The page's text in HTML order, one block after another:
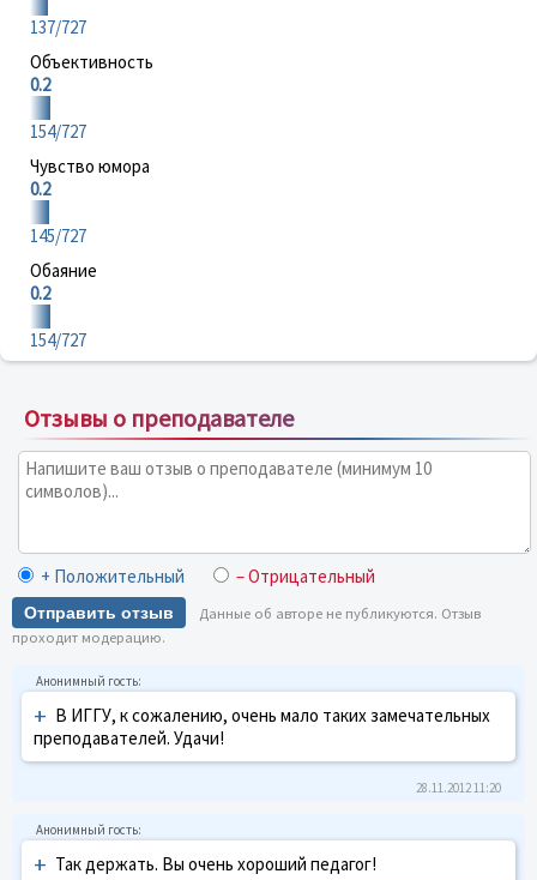
137/727
Объективность
0.2
154/727
Чувство юмора
0.2
145/727
Обаяние
0.2
154/727
Отзывы о преподавателе
+ Положительный – Отрицательный
Отправить отзыв
Данные об авторе не публикуются. Отзыв
проходит модерацию.
+ В ИГГУ, к сожалению, очень мало таких замечательных
преподавателей. Удачи!
28.11.2012 11:20
+ Так держать. Вы очень хороший педагог!